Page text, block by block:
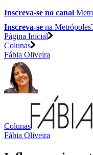
Inscreva-se no canal
Inscreva-se na
Página Inicial
Colunas
Fábia Oliveira
Colunas
Fábia Oliveira